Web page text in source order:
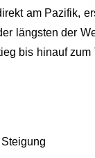
am Pazifik,
längsten der
bis hinauf zum